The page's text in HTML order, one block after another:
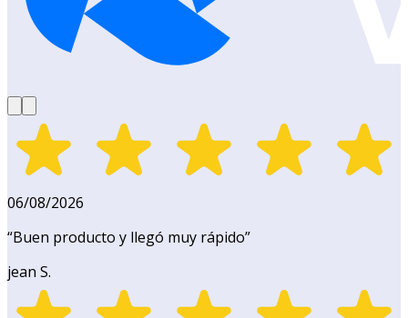
06/08/2026
“Buen producto y llegó muy rápido”
jean S.